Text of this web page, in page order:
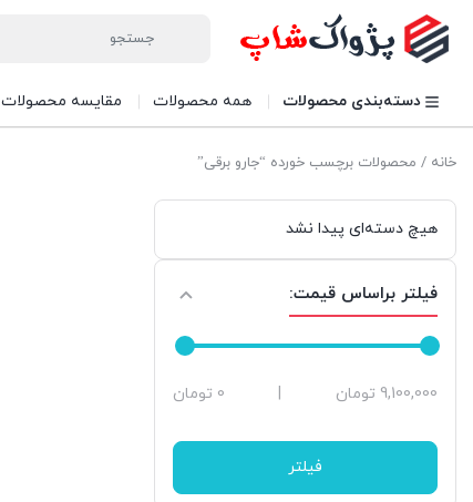
دسته‌بندی محصولات همه محصولات مقایسه محصولات
خانه / محصولات برچسب خورده “جارو برقی”
هیچ دسته‌ای پیدا نشد
فیلتر براساس قیمت:
حداقل
حداکثر
0 تومان | 9,100,000 تومان
فیلتر